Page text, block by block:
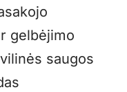
gelbėjimo
saugos